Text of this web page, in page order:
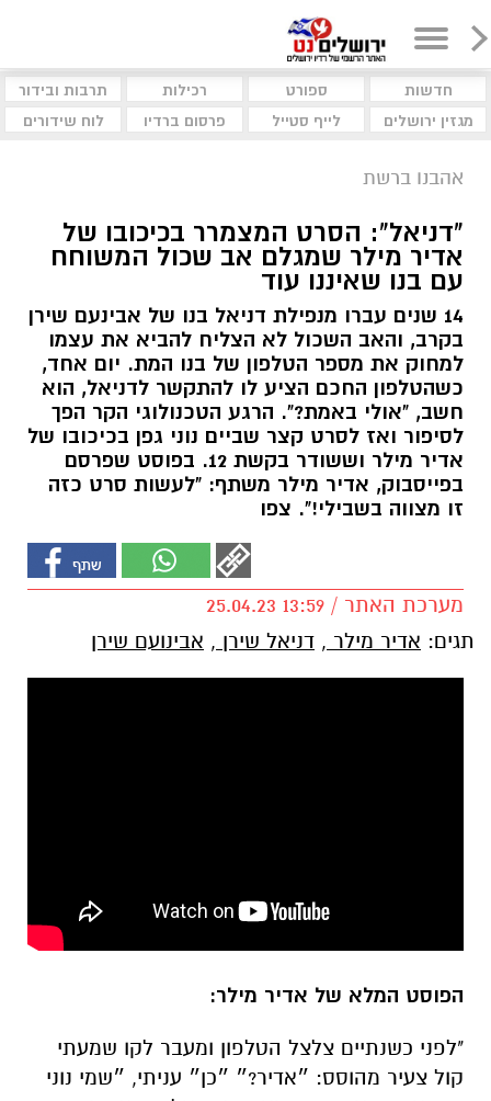
חדשות ספורט רכילות
תרבות ובידור
מגזין ירושלים
לייף סטייל פרסום ברדיו לוח שידורים
אהבנו ברשת
"דניאל": הסרט המצמרר בכיכובו של
אדיר מילר שמגלם אב שכול המשוחח
עם בנו שאיננו עוד
14 שנים עברו מנפילת דניאל בנו של אבינעם שירן
בקרב, והאב השכול לא הצליח להביא את עצמו
למחוק את מספר הטלפון של בנו המת. יום אחד,
כשהטלפון החכם הציע לו להתקשר לדניאל, הוא
חשב, "אולי באמת?". הרגע הטכנולוגי הקר הפך
לסיפור ואז לסרט קצר שביים נוני גפן בכיכובו של
אדיר מילר וששודר בקשת 12. בפוסט שפרסם
בפייסבוק, אדיר מילר משתף: "לעשות סרט כזה
זו מצווה בשבילי!". צפו
מערכת האתר / 13:59 25.04.23
תגים: אדיר מילר , דניאל שירן , אבינועם שירן
הפוסט המלא של אדיר מילר:
"לפני כשנתיים צלצל הטלפון ומעבר לקו שמעתי
קול צעיר מהוסס: ״אדיר?״ ״כן״ עניתי, ״שמי נוני